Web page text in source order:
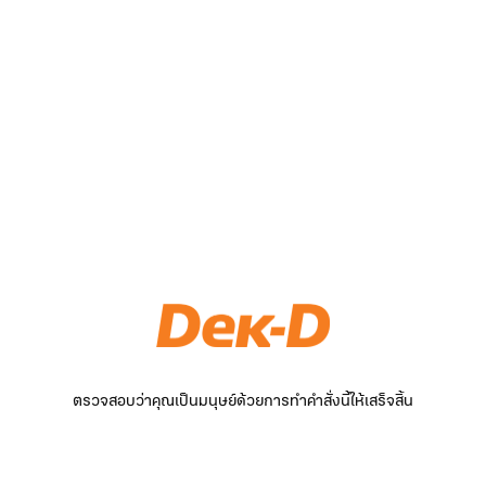
ตรวจสอบว่าคุณเป็นมนุษย์ด้วยการทำคำสั่งนี้ให้เสร็จสิ้น